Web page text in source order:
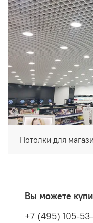
Потолки для
Вы можете
+7 (495) 105-